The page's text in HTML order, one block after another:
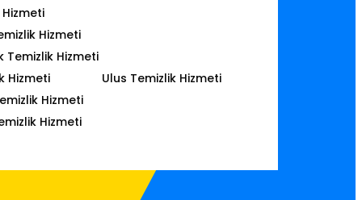
Hizmeti
Temizlik Hizmeti
Hizmeti
Ulus Temizlik Hizmeti
Hizmeti
Hizmeti